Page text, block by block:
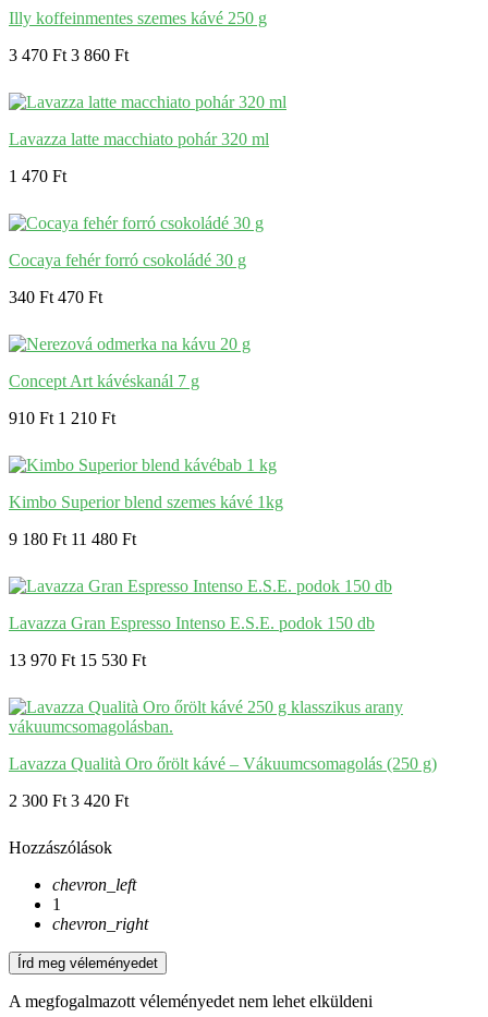
Illy koffeinmentes szemes kávé 250 g
3 470 Ft 3 860 Ft
Lavazza latte macchiato pohár 320 ml
1 470 Ft
Cocaya fehér forró csokoládé 30 g
340 Ft 470 Ft
Concept Art kávéskanál 7 g
910 Ft 1 210 Ft
Kimbo Superior blend szemes kávé 1kg
9 180 Ft 11 480 Ft
Lavazza Gran Espresso Intenso E.S.E. podok 150 db
13 970 Ft 15 530 Ft
Lavazza Qualità Oro őrölt kávé – Vákuumcsomagolás (250 g)
2 300 Ft 3 420 Ft
Hozzászólások
chevron_left
1
chevron_right
Írd meg véleményedet
A megfogalmazott véleményedet nem lehet elküldeni